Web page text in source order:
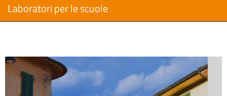
Laboratori per le scuole